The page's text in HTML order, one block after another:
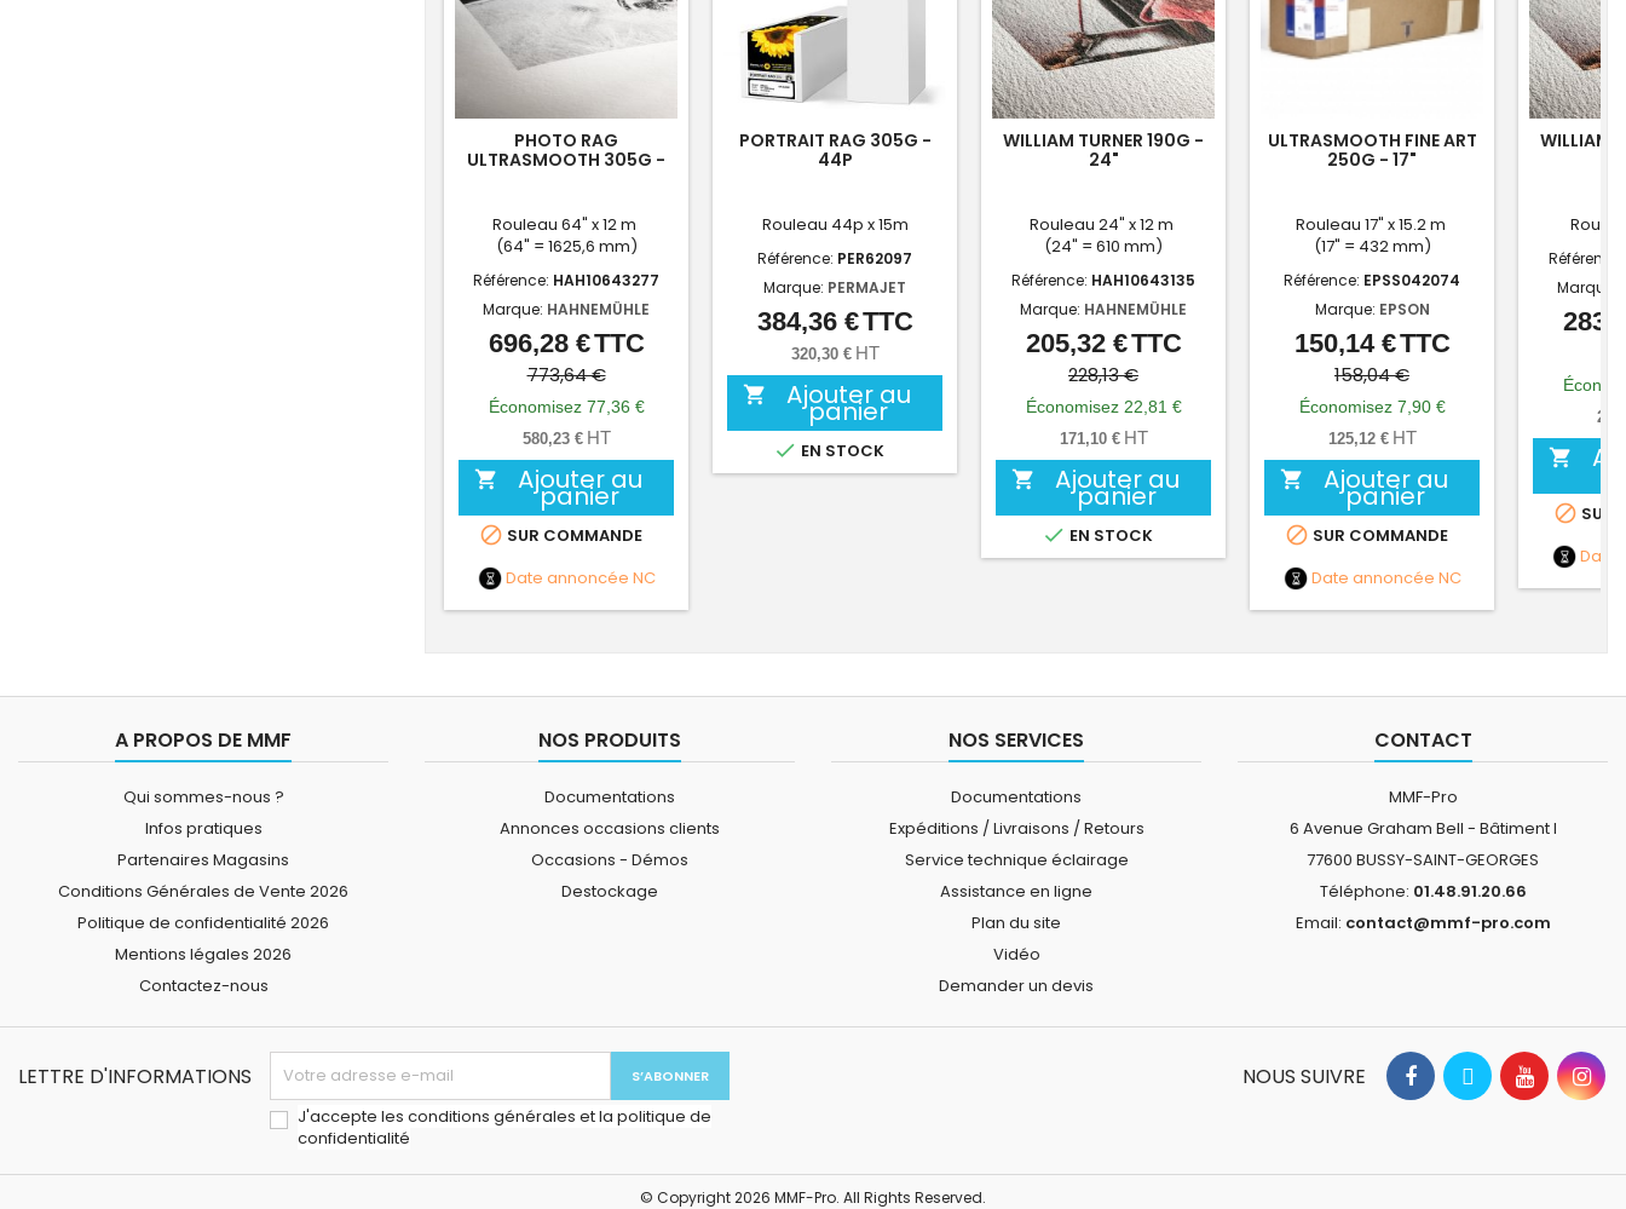
PHOTO RAG
ULTRASMOOTH 305G -
Rouleau 64" x 12 m
(64" = 1625,6 mm)
Référence: HAH10643277
Marque: HAHNEMÜHLE
Prix
Prix
de
base
696,28 €TTC
773,64 €
Économisez 77,36 €
580,23 € HT
 Ajouter au
panier
 SUR COMMANDE
Date annoncée NC
PORTRAIT RAG 305G -
44P
Rouleau 44p x 15m
Référence: PER62097
Marque: PERMAJET
Prix
384,36 €TTC
320,30 € HT
 Ajouter au
panier
 EN STOCK
WILLIAM TURNER 190G -
24"
Rouleau 24" x 12 m
(24" = 610 mm)
Référence: HAH10643135
Marque: HAHNEMÜHLE
Prix
Prix
de
base
205,32 €TTC
228,13 €
Économisez 22,81 €
171,10 € HT
 Ajouter au
panier
 EN STOCK
ULTRASMOOTH FINE ART
250G - 17"
Rouleau 17" x 15.2 m
(17" = 432 mm)
Référence: EPSS042074
Marque: EPSON
Prix
Prix
de
base
150,14 €TTC
158,04 €
Économisez 7,90 €
125,12 € HT
 Ajouter au
panier
 SUR COMMANDE
Date annoncée NC
WILLIAM
Marque:

 SUR
Date
A PROPOS DE MMF
Qui sommes-nous ?
Infos pratiques
Partenaires Magasins
Conditions Générales de Vente 2026
Politique de confidentialité 2026
Mentions légales 2026
Contactez-nous
NOS PRODUITS
Documentations
Annonces occasions clients
Occasions - Démos
Destockage
NOS SERVICES
Documentations
Expéditions / Livraisons / Retours
Service technique éclairage
Assistance en ligne
Plan du site
Vidéo
Demander un devis
CONTACT
MMF-Pro
6 Avenue Graham Bell - Bâtiment I
77600 BUSSY-SAINT-GEORGES
Téléphone: 01.48.91.20.66
Email: contact@mmf-pro.com
LETTRE D'INFORMATIONS
J'accepte les conditions générales et la politique de
confidentialité
NOUS SUIVRE
© Copyright 2026 MMF-Pro. All Rights Reserved.